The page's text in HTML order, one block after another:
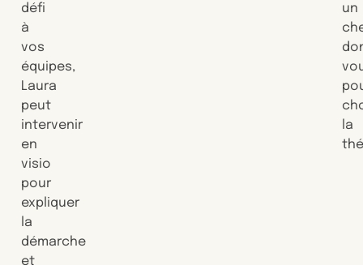
défi
à
vos
équipes,
Laura
peut
intervenir
en
visio
pour
expliquer
la
démarche
et
un
la